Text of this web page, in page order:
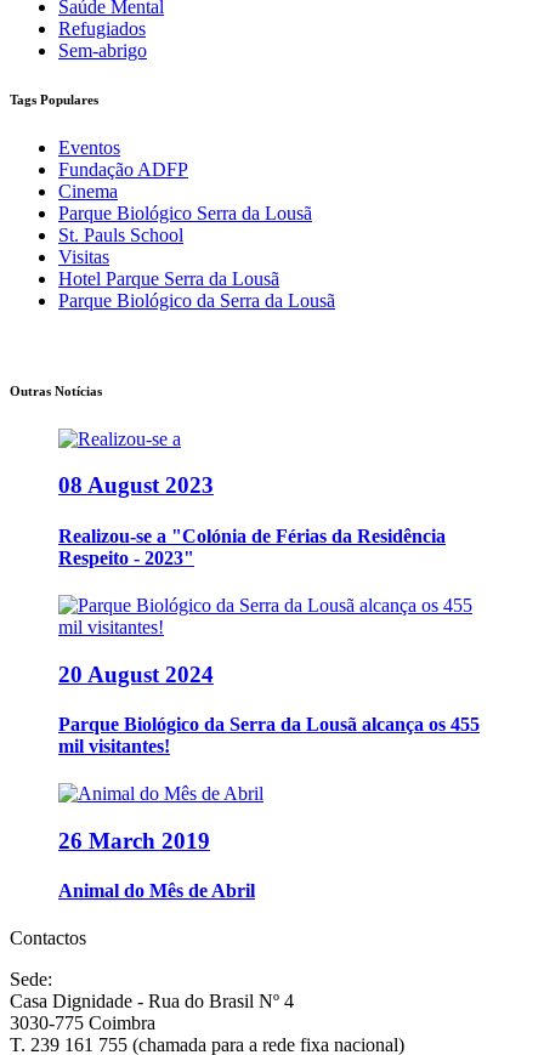
Saúde Mental
Refugiados
Sem-abrigo
Tags Populares
Eventos
Fundação ADFP
Cinema
Parque Biológico Serra da Lousã
St. Pauls School
Visitas
Hotel Parque Serra da Lousã
Parque Biológico da Serra da Lousã
Outras Notícias
08 August 2023
Realizou-se a "Colónia de Férias da Residência
Respeito - 2023"
20 August 2024
Parque Biológico da Serra da Lousã alcança os 455
mil visitantes!
26 March 2019
Animal do Mês de Abril
Contactos
Sede:
Casa Dignidade - Rua do Brasil Nº 4
3030-775 Coimbra
T. 239 161 755 (chamada para a rede fixa nacional)